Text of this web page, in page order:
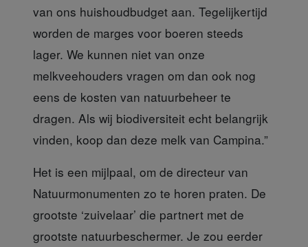
van ons huishoudbudget aan. Tegelijkertijd
worden de marges voor boeren steeds
lager. We kunnen niet van onze
melkveehouders vragen om dan ook nog
eens de kosten van natuurbeheer te
dragen. Als wij biodiversiteit echt belangrijk
vinden, koop dan deze melk van Campina.”
Het is een mijlpaal, om de directeur van
Natuurmonumenten zo te horen praten. De
grootste ‘zuivelaar’ die partnert met de
grootste natuurbeschermer. Je zou eerder